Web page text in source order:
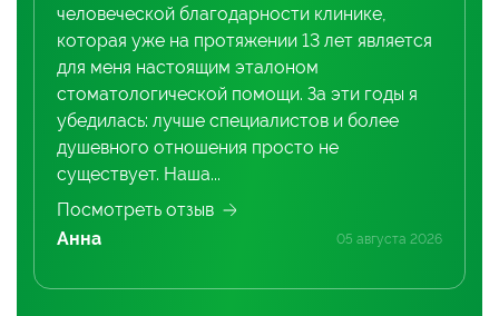
человеческой благодарности клинике,
которая уже на протяжении 13 лет является
для меня настоящим эталоном
стоматологической помощи. За эти годы я
убедилась: лучше специалистов и более
душевного отношения просто не
существует. Наша...
Посмотреть отзыв
Анна
05 августа 2026